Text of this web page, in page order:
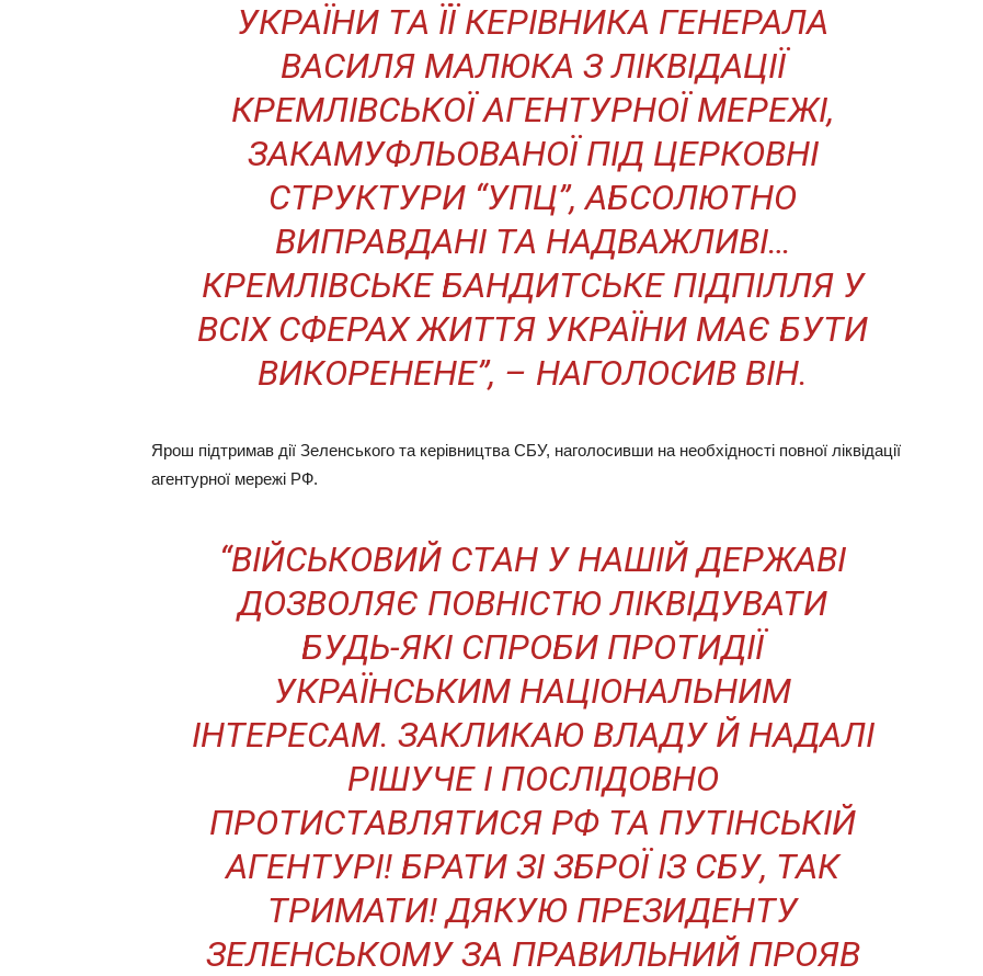
УКРАЇНИ ТА ЇЇ КЕРІВНИКА ГЕНЕРАЛА
ВАСИЛЯ МАЛЮКА З ЛІКВІДАЦІЇ
КРЕМЛІВСЬКОЇ АГЕНТУРНОЇ МЕРЕЖІ,
ЗАКАМУФЛЬОВАНОЇ ПІД ЦЕРКОВНІ
СТРУКТУРИ “УПЦ”, АБСОЛЮТНО
ВИПРАВДАНІ ТА НАДВАЖЛИВІ…
КРЕМЛІВСЬКЕ БАНДИТСЬКЕ ПІДПІЛЛЯ У
ВСІХ СФЕРАХ ЖИТТЯ УКРАЇНИ МАЄ БУТИ
ВИКОРЕНЕНЕ”, – НАГОЛОСИВ ВІН.
Ярош підтримав дії Зеленського та керівництва СБУ, наголосивши на необхідності повної ліквідації
агентурної мережі РФ.
“ВІЙСЬКОВИЙ СТАН У НАШІЙ ДЕРЖАВІ
ДОЗВОЛЯЄ ПОВНІСТЮ ЛІКВІДУВАТИ
БУДЬ-ЯКІ СПРОБИ ПРОТИДІЇ
УКРАЇНСЬКИМ НАЦІОНАЛЬНИМ
ІНТЕРЕСАМ. ЗАКЛИКАЮ ВЛАДУ Й НАДАЛІ
РІШУЧЕ І ПОСЛІДОВНО
ПРОТИСТАВЛЯТИСЯ РФ ТА ПУТІНСЬКІЙ
АГЕНТУРІ! БРАТИ ЗІ ЗБРОЇ ІЗ СБУ, ТАК
ТРИМАТИ! ДЯКУЮ ПРЕЗИДЕНТУ
ЗЕЛЕНСЬКОМУ ЗА ПРАВИЛЬНИЙ ПРОЯВ